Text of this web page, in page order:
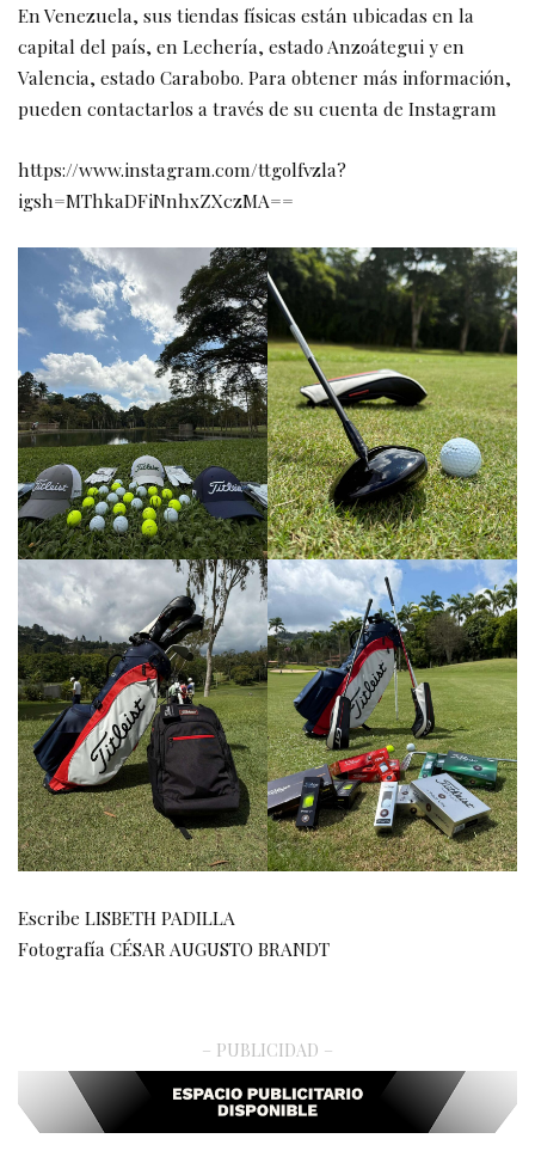
​En Venezuela, sus tiendas físicas están ubicadas en la
capital del país, en Lechería, estado Anzoátegui y en
Valencia, estado Carabobo. Para obtener más información,
pueden contactarlos a través de su cuenta de Instagram
https://www.instagram.com/ttgolfvzla?
igsh=MThkaDFiNnhxZXczMA==
Escribe LISBETH PADILLA
Fotografía CÉSAR AUGUSTO BRANDT
– PUBLICIDAD –